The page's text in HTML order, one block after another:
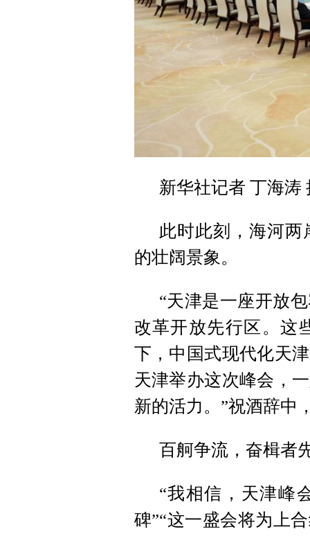
新华社记者 丁海涛
此时此刻，海河
的壮阔景象。
“天津是一座开放
改革开放先行区。这
下，中国式现代化天
天津举办这次峰会，
新的活力。”祝酒辞中
百舸争流，奋楫者
“我相信，天津峰
碑”“这一盛会将为上